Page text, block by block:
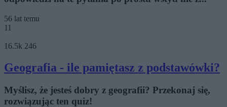
56 lat temu
11
16.5k 246
Geografia - ile pamiętasz z podstawówki?
Myślisz, że jesteś dobry z geografii? Przekonaj się,
rozwiązując ten quiz!